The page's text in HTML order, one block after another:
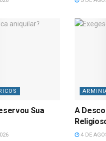
Sua
A
4 DE